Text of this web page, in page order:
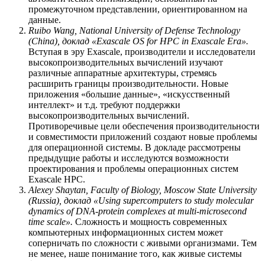
промежуточном представлении, ориентированном на
данные.
Ruibo Wang, National University of Defense Technology
(China), доклад «Exascale OS for HPC in Exascale Era».
Вступая в эру Exascale, производители и исследователи
высокопроизводительных вычислений изучают
различные аппаратные архитектуры, стремясь
расширить границы производительности. Новые
приложения «большие данные», «искусственный
интеллект» и т.д. требуют поддержки
высокопроизводительных вычислений.
Противоречивые цели обеспечения производительности
и совместимости приложений создают новые проблемы
для операционной системы. В докладе рассмотрены
предыдущие работы и исследуются возможности
проектирования и проблемы операционных систем
Exascale HPC.
Alexey Shaytan, Faculty of Biology, Moscow State University
(Russia), доклад «Using supercomputers to study molecular
dynamics of DNA-protein complexes at multi-microsecond
time scale». Сложность и мощность современных
компьютерных информационных систем может
соперничать по сложности с живыми организмами. Тем
не менее, наше понимание того, как живые системы